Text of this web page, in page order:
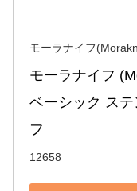
モーラナイフ
モーラナイフ
ベーシック ス
フ
12658